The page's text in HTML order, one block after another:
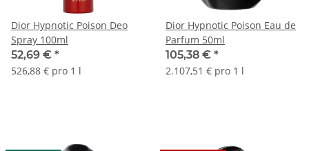
Dior Hypnotic Poison Deo
Spray 100ml
52,69 € *
526,88 € pro 1 l
Dior Hypnotic Poison Eau de
Parfum 50ml
105,38 € *
2.107,51 € pro 1 l